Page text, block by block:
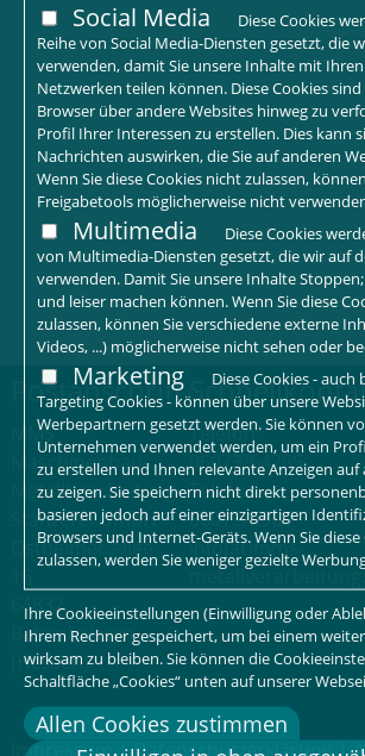
Postanschrift
MMS
Maschinenbau-
Metallbearbeitung-
Stanzerei GmbH
Ostheimer Allee
64832
Babenhausen
(Hessen)
Telefon:
06073/64255
Telefax:
06073/2960
info[at]mms-
Impressum|Datenschutzerklärung|
Social Media
Diese Cookies
Reihe von Social Media-Diensten gesetzt, die
verwenden, damit Sie unsere Inhalte mit
Netzwerken teilen können. Diese Cookies
Browser über andere Websites hinweg zu
Profil Ihrer Interessen zu erstellen. Dies kann
Nachrichten auswirken, die Sie auf anderen
Wenn Sie diese Cookies nicht zulassen,
Freigabetools möglicherweise nicht
Multimedia
Diese Cookies
von Multimedia-Diensten gesetzt, die wir auf
verwenden. Damit Sie unsere Inhalte
und leiser machen können. Wenn Sie diese
zulassen, können Sie verschiedene externe
Videos, ...) möglicherweise nicht sehen oder
Marketing
Diese Cookies - auch
Targeting Cookies - können über unsere
Werbepartnern gesetzt werden. Sie können
Unternehmen verwendet werden, um ein
zu erstellen und Ihnen relevante Anzeigen auf
zu zeigen. Sie speichern nicht direkt
basieren jedoch auf einer einzigartigen
Browsers und Internet-Geräts. Wenn Sie
zulassen, werden Sie weniger gezielte
Ihre Cookieeinstellungen (Einwilligung oder
Ihrem Rechner gespeichert, um bei einem
wirksam zu bleiben. Sie können die
Schaltfläche „Cookies“ unten auf unserer
Allen Cookies zustimmen